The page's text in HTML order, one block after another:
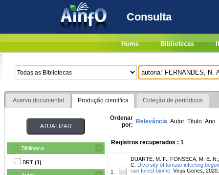
Consulta
Home Bibliotecas
Acervo documental Produção científica Coleção de periódicos
Biblioteca
BRT (1)
Ordenar
por: Relevância Autor Título Ano
Registros recuperados : 1
1.
DUARTE, M. F. ; FONSECA, M. E. N.
C. Diversity of tomato-infecting
rain forest biome. Virus Genes, 2020.